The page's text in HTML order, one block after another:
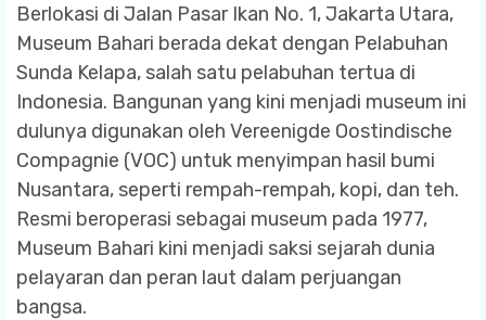
Berlokasi di Jalan Pasar Ikan No. 1, Jakarta Utara,
Museum Bahari berada dekat dengan Pelabuhan
Sunda Kelapa, salah satu pelabuhan tertua di
Indonesia. Bangunan yang kini menjadi museum ini
dulunya digunakan oleh Vereenigde Oostindische
Compagnie (VOC) untuk menyimpan hasil bumi
Nusantara, seperti rempah-rempah, kopi, dan teh.
Resmi beroperasi sebagai museum pada 1977,
Museum Bahari kini menjadi saksi sejarah dunia
pelayaran dan peran laut dalam perjuangan
bangsa.